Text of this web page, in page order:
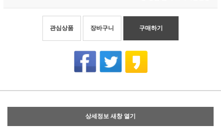
관심상품 장바구니 구매하기
상세정보 새창 열기